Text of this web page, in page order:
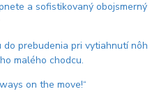
a sofistikovaný obojsmerný
do prebudenia pri vytiahnutí nôh
malého chodcu.
on the move!“